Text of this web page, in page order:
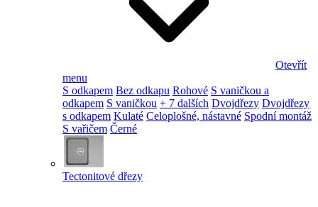
Otevřít
menu
S odkapem Bez odkapu Rohové S vaničkou a
odkapem S vaničkou + 7 dalších Dvojdřezy Dvojdřezy
s odkapem Kulaté Celoplošné, nástavné Spodní montáž
S vařičem Černé
Tectonitové dřezy